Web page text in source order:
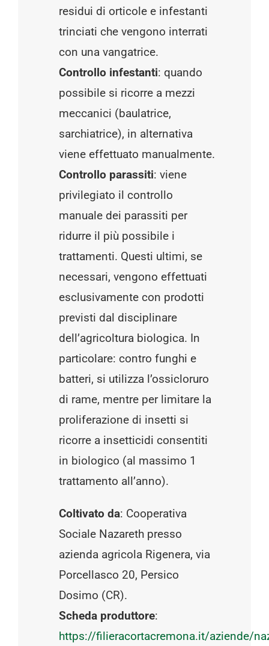
residui di orticole e infestanti
trinciati che vengono interrati
con una vangatrice.
Controllo infestanti: quando
possibile si ricorre a mezzi
meccanici (baulatrice,
sarchiatrice), in alternativa
viene effettuato manualmente.
Controllo parassiti: viene
privilegiato il controllo
manuale dei parassiti per
ridurre il più possibile i
trattamenti. Questi ultimi, se
necessari, vengono effettuati
esclusivamente con prodotti
previsti dal disciplinare
dell’agricoltura biologica. In
particolare: contro funghi e
batteri, si utilizza l’ossicloruro
di rame, mentre per limitare la
proliferazione di insetti si
ricorre a insetticidi consentiti
in biologico (al massimo 1
trattamento all’anno).
Coltivato da: Cooperativa
Sociale Nazareth presso
azienda agricola Rigenera, via
Porcellasco 20, Persico
Dosimo (CR).
Scheda produttore:
https://filieracortacremona.it/aziende/